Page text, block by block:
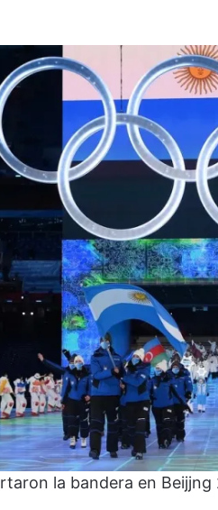
la bandera en Beijjng